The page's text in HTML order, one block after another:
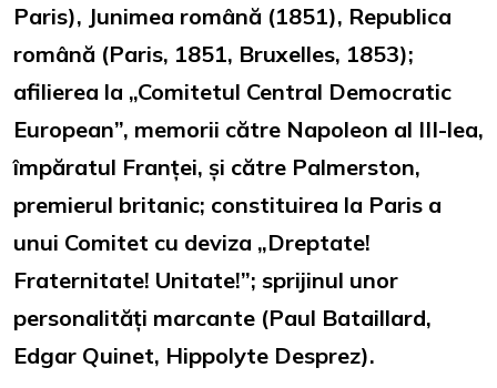
Paris), Junimea română (1851), Republica
română (Paris, 1851, Bruxelles, 1853);
afilierea la „Comitetul Central Democratic
European”, memorii către Napoleon al III-lea,
împăratul Franței, și către Palmerston,
premierul britanic; constituirea la Paris a
unui Comitet cu deviza „Dreptate!
Fraternitate! Unitate!”; sprijinul unor
personalități marcante (Paul Bataillard,
Edgar Quinet, Hippolyte Desprez).